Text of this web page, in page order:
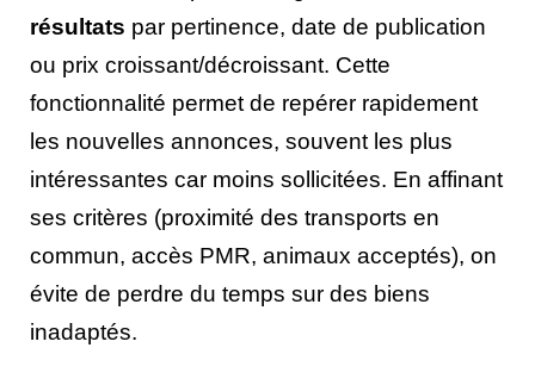
résultats par pertinence, date de publication
ou prix croissant/décroissant. Cette
fonctionnalité permet de repérer rapidement
les nouvelles annonces, souvent les plus
intéressantes car moins sollicitées. En affinant
ses critères (proximité des transports en
commun, accès PMR, animaux acceptés), on
évite de perdre du temps sur des biens
inadaptés.